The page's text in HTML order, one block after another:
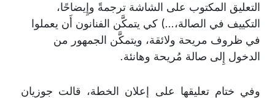
التعليق المكتوب على الشاشة ترجمةً وإِيضاحًا،
التكييف في الصالة،...) كي يتمكَّن الفنانون أَن يعملوا
في ظروف مريحة ولائقة، ويتمكَّن الجمهور من
الدخول إِلى صالة مُريحة وهانئة.
وفي ختام تعليقها على إِعلان الخطة، قالت جوزيان